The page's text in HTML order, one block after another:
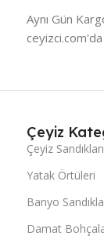
Aynı Gün
ceyizci.com'da
Çeyiz
Çeyiz Sandıkları
Yatak Örtüleri
Banyo
Damat